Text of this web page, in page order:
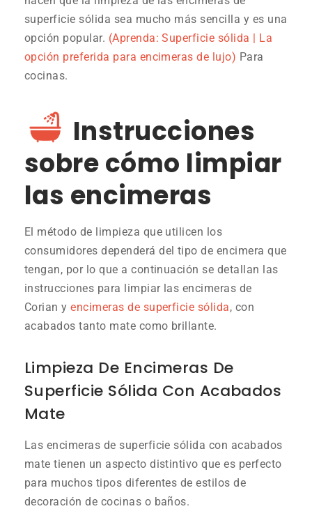
superficie sólida sea mucho más sencilla y es una
opción popular. (Aprenda: Superficie sólida | La
opción preferida para encimeras de lujo) Para
cocinas.
Instrucciones
sobre cómo limpiar
las encimeras
El método de limpieza que utilicen los
consumidores dependerá del tipo de encimera que
tengan, por lo que a continuación se detallan las
instrucciones para limpiar las encimeras de
Corian yencimeras de superficie sólida, con
acabados tanto mate como brillante.
Limpieza De Encimeras De
Superficie Sólida Con Acabados
Mate
Las encimeras de superficie sólida con acabados
mate tienen un aspecto distintivo que es perfecto
para muchos tipos diferentes de estilos de
decoración de cocinas o baños.